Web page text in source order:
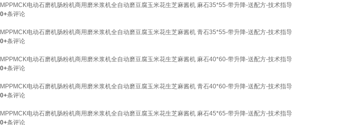
MPPMCK电动石磨机肠粉机商用磨米浆机全自动磨豆腐玉米花生芝麻酱机 麻石35*55-带升降-送配方-技术指导
0+条评论
MPPMCK电动石磨机肠粉机商用磨米浆机全自动磨豆腐玉米花生芝麻酱机 青石35*55-带升降-送配方-技术指导
0+条评论
MPPMCK电动石磨机肠粉机商用磨米浆机全自动磨豆腐玉米花生芝麻酱机 麻石40*60-带升降-送配方-技术指导
0+条评论
MPPMCK电动石磨机肠粉机商用磨米浆机全自动磨豆腐玉米花生芝麻酱机 青石40*60-带升降-送配方-技术指导
0+条评论
MPPMCK电动石磨机肠粉机商用磨米浆机全自动磨豆腐玉米花生芝麻酱机 麻石45*65-带升降-送配方-技术指导
0+条评论